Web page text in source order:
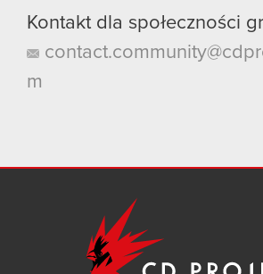
Kontakt dla społeczności
m